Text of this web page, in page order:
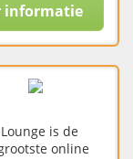
informatie
is de
online